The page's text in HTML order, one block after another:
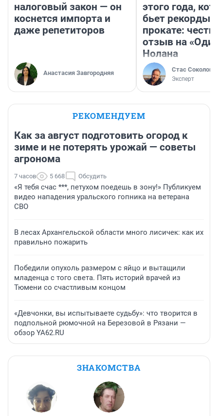
налоговый закон — он
коснется импорта и
даже репетиторов
Анастасия Завгородняя
этого года,
бьет рекорды в
прокате:
отзыв на
Нолана
Стас Соколов
Эксперт
РЕКОМЕНДУЕМ
Как за август подготовить огород к
зиме и не потерять урожай — советы
агронома
7 часов 5 668 Обсудить
«Я тебя счас ***, петухом поедешь в зону!» Публикуем
видео нападения уральского гопника на ветерана
СВО
В лесах Архангельской области много лисичек: как их
правильно пожарить
Победили опухоль размером с яйцо и вытащили
младенца с того света. Пять историй врачей из
Тюмени со счастливым концом
«Девчонки, вы испытываете судьбу»: что творится в
подпольной рюмочной на Березовой в Рязани —
обзор YA62.RU
ЗНАКОМСТВА